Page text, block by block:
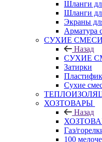
Шланги
Шланги
Экраны
Арматура
СУХИЕ СМЕСИ
Назад
СУХИЕ
Затирки
Сухие
ХОЗТОВАРЫ
Назад
Газ/
100